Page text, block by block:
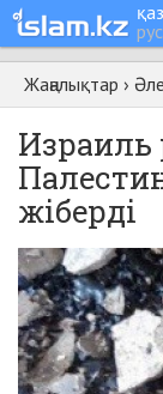
қаз
рус
Жаңалықтар ›
Израиль
жіберді